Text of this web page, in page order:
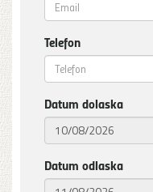
Telefon
Datum dolaska
Datum odlaska